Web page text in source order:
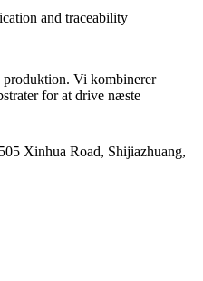
and traceability
Vi kombinerer
for at drive næste
Xinhua Road, Shijiazhuang,